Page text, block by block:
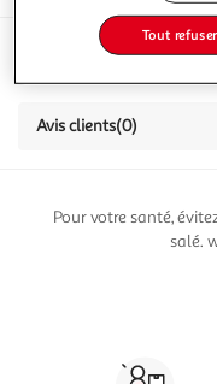
Caractéristiques
Avis clients(0)
Pour votre santé,
salé.
Tout refuser